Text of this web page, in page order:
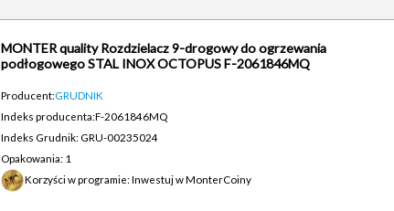
MONTER quality Rozdzielacz 9-drogowy do ogrzewania
podłogowego STAL INOX OCTOPUS F-2061846MQ
Producent:GRUDNIK
Indeks producenta:F-2061846MQ
Indeks Grudnik: GRU-00235024
Opakowania: 1
Korzyści w programie: Inwestuj w MonterCoiny